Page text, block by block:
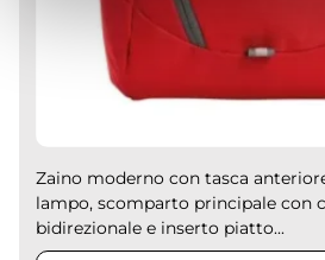
Zaino moderno con tasca
lampo, scomparto principale con
bidirezionale e inserto piatto...